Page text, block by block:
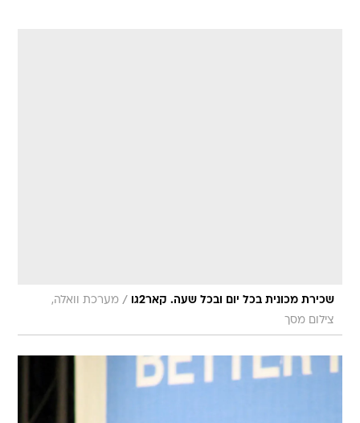
שכירת מכונית בכל יום ובכל שעה. קאר2גו / מערכת וואלה,
צילום מסך